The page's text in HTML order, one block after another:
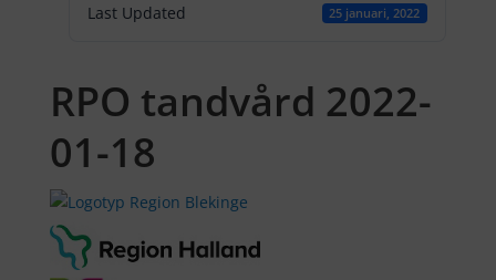
Last Updated 25 januari, 2022
RPO tandvård 2022-
01-18